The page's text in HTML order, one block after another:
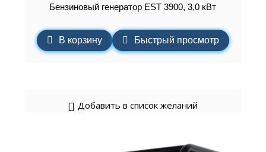
Бензиновый генератор EST 3900, 3,0 кВт
В корзину Быстрый просмотр
Добавить в список желаний